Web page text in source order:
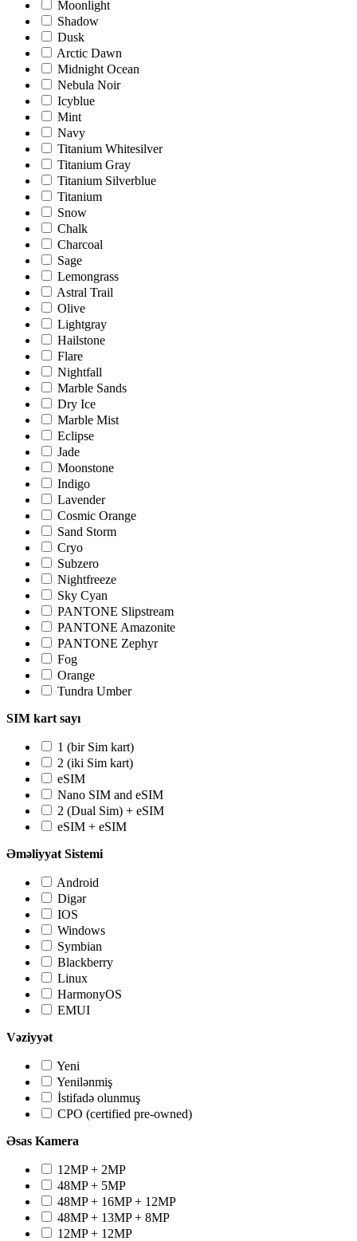
Moonlight
Shadow
Dusk
Arctic Dawn
Midnight Ocean
Nebula Noir
Icyblue
Mint
Navy
Titanium Whitesilver
Titanium Gray
Titanium Silverblue
Titanium
Snow
Chalk
Charcoal
Sage
Lemongrass
Astral Trail
Olive
Lightgray
Hailstone
Flare
Nightfall
Marble Sands
Dry Ice
Marble Mist
Eclipse
Jade
Moonstone
Indigo
Lavender
Cosmic Orange
Sand Storm
Cryo
Subzero
Nightfreeze
Sky Cyan
PANTONE Slipstream
PANTONE Amazonite
PANTONE Zephyr
Fog
Orange
Tundra Umber
SIM kart sayı
1 (bir Sim kart)
2 (iki Sim kart)
eSIM
Nano SIM and eSIM
2 (Dual Sim) + eSIM
eSIM + eSIM
Əməliyyat Sistemi
Android
Digər
IOS
Windows
Symbian
Blackberry
Linux
HarmonyOS
EMUI
Vəziyyət
Yeni
Yenilənmiş
İstifadə olunmuş
CPO (certified pre-owned)
Əsas Kamera
12MP + 2MP
48MP + 5MP
48MP + 16MP + 12MP
48MP + 13MP + 8MP
12MP + 12MP